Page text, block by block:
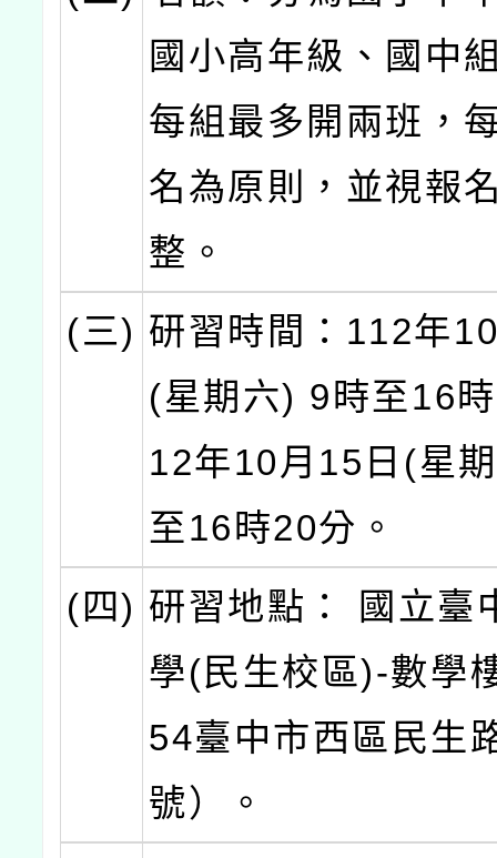
國小高年級、國中
每組最多開兩班，
名為原則，並視報
整。
(三) 研習時間：112年
(星期六) 9時至16
12年10月15日(星
至16時20分。
(四) 研習地點： 國立臺
學(民生校區)-數學
54臺中市西區民生
號）。